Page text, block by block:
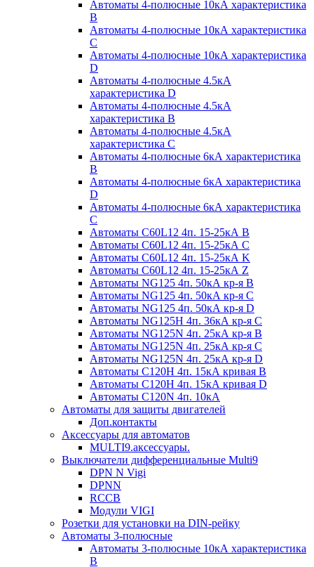
Автоматы 4-полюсные 10кА характеристика
B
Автоматы 4-полюсные 10кА характеристика
C
Автоматы 4-полюсные 10кА характеристика
D
Автоматы 4-полюсные 4.5кА
характеристика D
Автоматы 4-полюсные 4.5кА
характеристика В
Автоматы 4-полюсные 4.5кА
характеристика С
Автоматы 4-полюсные 6кА характеристика
B
Автоматы 4-полюсные 6кА характеристика
D
Автоматы 4-полюсные 6кА характеристика
С
Автоматы C60L12 4п. 15-25кА B
Автоматы C60L12 4п. 15-25кА C
Автоматы C60L12 4п. 15-25кА K
Автоматы C60L12 4п. 15-25кА Z
Автоматы NG125 4п. 50кА кр-я B
Автоматы NG125 4п. 50кА кр-я C
Автоматы NG125 4п. 50кА кр-я D
Автоматы NG125H 4п. 36кА кр-я C
Автоматы NG125N 4п. 25кА кр-я B
Автоматы NG125N 4п. 25кА кр-я C
Автоматы NG125N 4п. 25кА кр-я D
Автоматы С120H 4п. 15кА кривая B
Автоматы С120H 4п. 15кА кривая D
Автоматы С120N 4п. 10кА
Автоматы для защиты двигателей
Доп.контакты
Аксессуары для автоматов
MULTI9.аксессуары.
Выключатели дифференциальные Multi9
DPN N Vigi
DPNN
RCCB
Модули VIGI
Розетки для установки на DIN-рейку
Автоматы 3-полюсные
Автоматы 3-полюсные 10кА характеристика
B